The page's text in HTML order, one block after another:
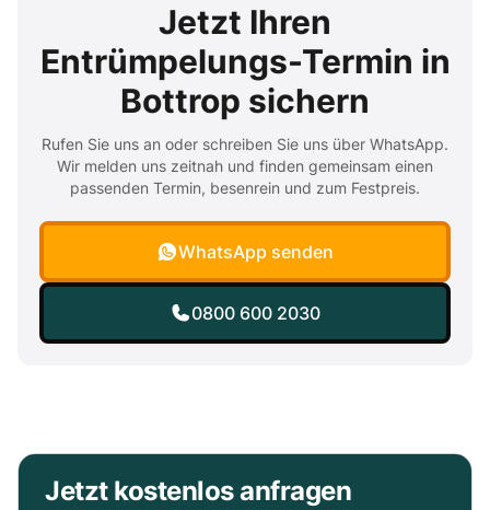
Jetzt Ihren
Entrümpelungs-Termin in
Bottrop sichern
Rufen Sie uns an oder schreiben Sie uns über WhatsApp.
Wir melden uns zeitnah und finden gemeinsam einen
passenden Termin, besenrein und zum Festpreis.
WhatsApp senden
0800 600 2030
Jetzt kostenlos anfragen